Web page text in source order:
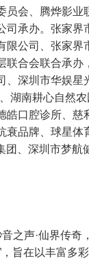
员会、腾烨影业
司承办。张家界
限公司、张家界
联合会联合承办
、深圳市华娱星
湖南耕心自然
皓口腔诊所、慈
衰品牌、球星体
、深圳市梦航
之声·仙界传奇
，旨在以丰富多